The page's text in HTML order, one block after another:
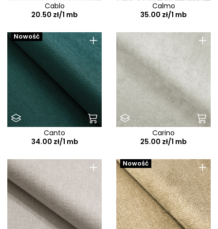
Cablo
20.50 zł/1 mb
Calmo
35.00 zł/1 mb
+
Nowość
Canto
34.00 zł/1 mb
+
Carino
25.00 zł/1 mb
+ +
Nowość